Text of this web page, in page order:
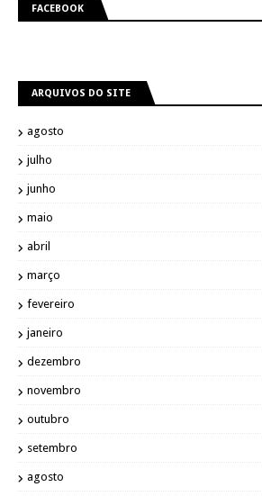
FACEBOOK
ARQUIVOS DO SITE
agosto
julho
junho
maio
abril
março
fevereiro
janeiro
dezembro
novembro
outubro
setembro
agosto